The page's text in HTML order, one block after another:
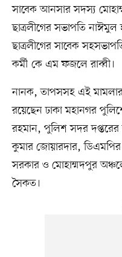
সাবেক আনসার সদস্য
ছাত্রলীগের সভাপতি নাঈমুল
ছাত্রলীগের সাবেক
কর্মী কে এম ফজলে রাব্বী।
নানক, তাপসসহ এই
রয়েছেন ঢাকা মহানগর
রহমান, পুলিশ সদর
কুমার জোয়ারদার, ডিএমপির
সরকার ও মোহাম্মদপুর
সৈকত।